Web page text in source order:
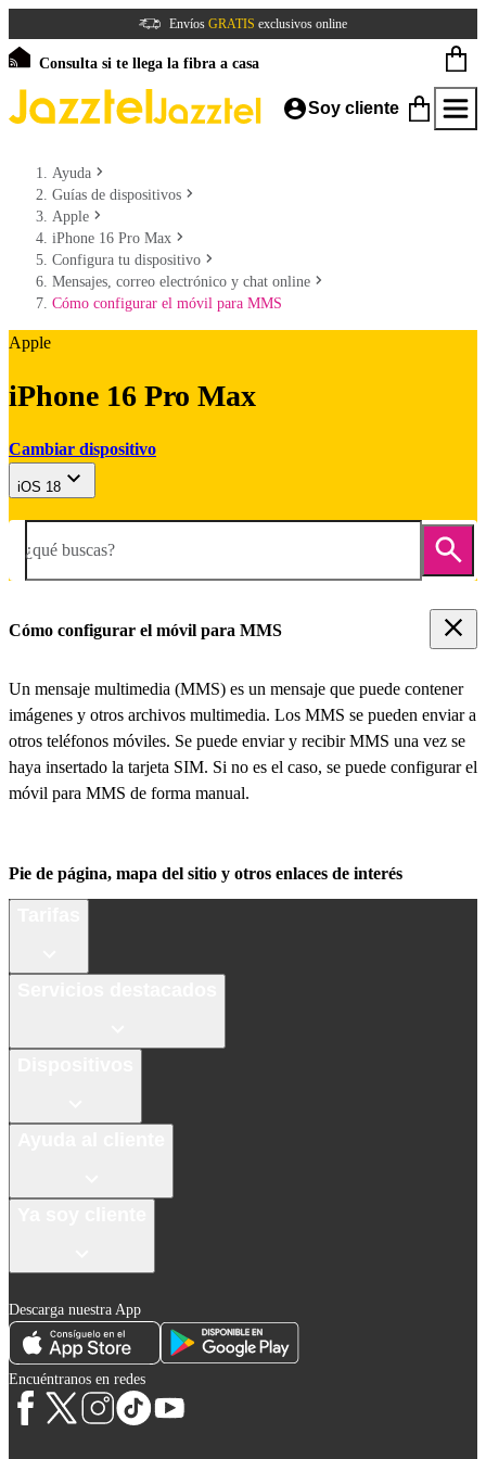
Envíos GRATIS exclusivos online
Consulta si te llega la fibra a casa
Soy cliente
Ayuda
Guías de dispositivos
Apple
iPhone 16 Pro Max
Configura tu dispositivo
Mensajes, correo electrónico y chat online
Cómo configurar el móvil para MMS
Apple
iPhone 16 Pro Max
Cambiar dispositivo
iOS 18
¿qué buscas?
Cómo configurar el móvil para MMS
Un mensaje multimedia (MMS) es un mensaje que puede contener
imágenes y otros archivos multimedia. Los MMS se pueden enviar a
otros teléfonos móviles. Se puede enviar y recibir MMS una vez se
haya insertado la tarjeta SIM. Si no es el caso, se puede configurar el
móvil para MMS de forma manual.
Pie de página, mapa del sitio y otros enlaces de interés
Descarga nuestra App
Encuéntranos en redes